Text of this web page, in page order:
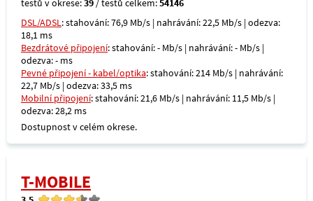
testů v okrese:39 / testů celkem:54146
DSL/ADSL: stahování: 76,9 Mb/s | nahrávání: 22,5 Mb/s | odezva:
18,1 ms
Bezdrátové připojení: stahování: - Mb/s | nahrávání: - Mb/s |
odezva: - ms
Pevné připojení - kabel/optika: stahování: 214 Mb/s | nahrávání:
22,7 Mb/s | odezva: 33,5 ms
Mobilní připojení: stahování: 21,6 Mb/s | nahrávání: 11,5 Mb/s |
odezva: 28,2 ms
Dostupnost v celém okrese.
T-MOBILE